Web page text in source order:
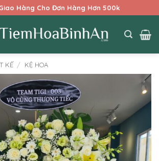
Hàng Cho Đơn Hàng Hơn 500k
KẾ / KỆ HOA